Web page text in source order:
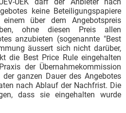
keine Beteiligungspapiere
über dem Angebotspreis
ohne diesen Preis allen
anzubieten (sogenannte "Best
äussert sich nicht darüber,
die Best Price Rule eingehalten
der Übernahmekommission
ganzen Dauer des Angebotes
nach Ablauf der Nachfrist. Die
dass sie eingehalten wurde